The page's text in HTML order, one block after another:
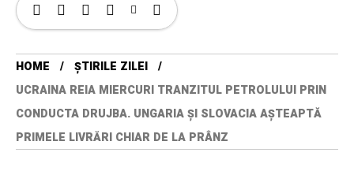
HOME
ȘTIRILE ZILEI
UCRAINA REIA MIERCURI TRANZITUL PETROLULUI PRIN
CONDUCTA DRUJBA. UNGARIA ȘI SLOVACIA AȘTEAPTĂ
PRIMELE LIVRĂRI CHIAR DE LA PRÂNZ